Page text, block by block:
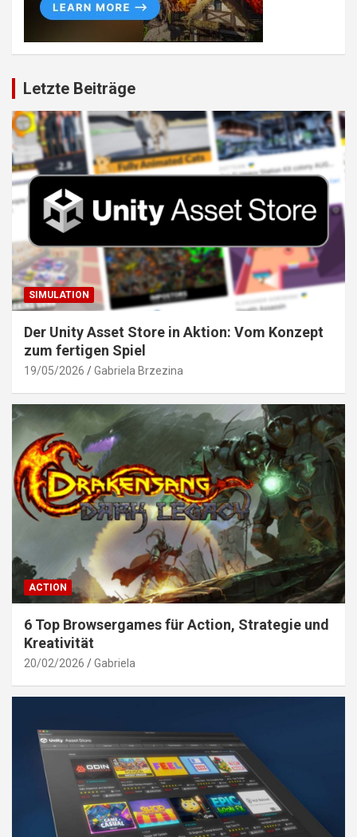
Letzte Beiträge
SIMULATION
Der Unity Asset Store in Aktion: Vom Konzept
zum fertigen Spiel
19/05/2026 Gabriela Brzezina
ACTION
6 Top Browsergames für Action, Strategie und
Kreativität
20/02/2026 Gabriela